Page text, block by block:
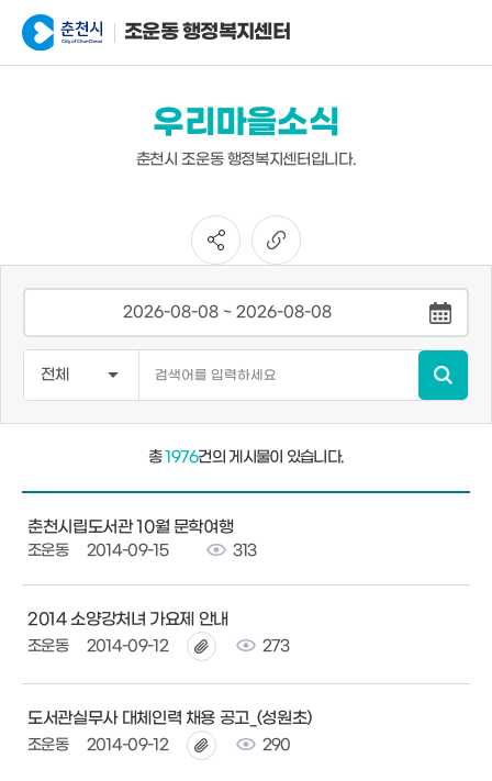
조운동 행정복지센터
우리마을소식
춘천시 조운동 행정복지센터입니다.
총1976건의 게시물이 있습니다.
춘천시립도서관 10월 문학여행
조운동 2014-09-15 313
2014 소양강처녀 가요제 안내
조운동 2014-09-12 273
도서관실무사 대체인력 채용 공고_(성원초)
조운동 2014-09-12 290